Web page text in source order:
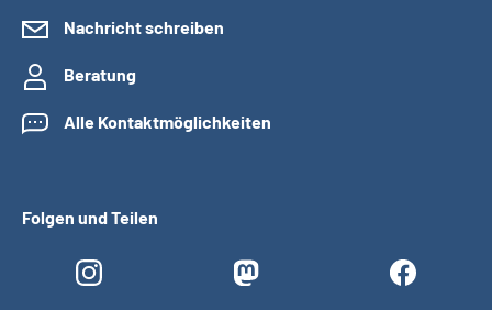
Nachricht schreiben
Beratung
Alle Kontaktmöglichkeiten
Folgen und Teilen